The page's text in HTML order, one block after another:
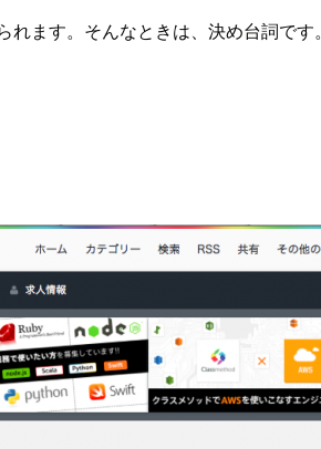
ます。そんなときは、決め台詞です。